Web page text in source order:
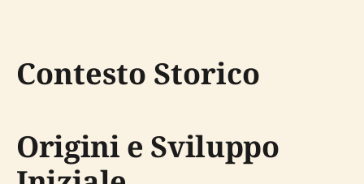
Contesto Storico
Origini e Sviluppo